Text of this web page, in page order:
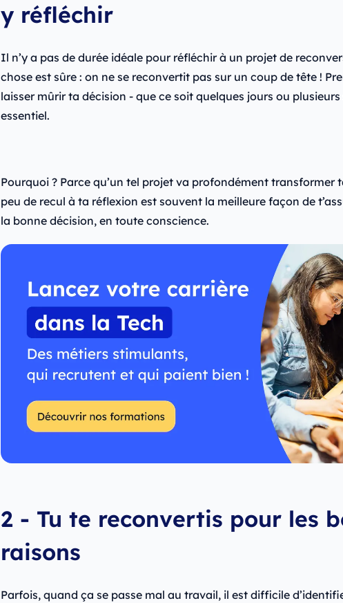
y réfléchir
Il n’y a pas de durée idéale pour réfléchir à un projet de
chose est sûre : on ne se reconvertit pas sur un coup de tête !
laisser mûrir ta décision - que ce soit quelques jours ou
essentiel.
Pourquoi ? Parce qu’un tel projet va profondément transformer
peu de recul à ta réflexion est souvent la meilleure façon de
la bonne décision, en toute conscience.
2 - Tu te reconvertis pour les
raisons
Parfois, quand ça se passe mal au travail, il est difficile